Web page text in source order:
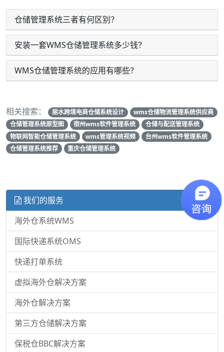
仓储管理系统三者有何区别？
安装一套WMS仓储管理系统多少钱？
WMS仓储管理系统的应用有哪些？
相关搜索： 丽水跨境电商仓储系统设计
wms仓储物流管理系统供应商
仓储管理系统原型图
宿州wms软件管理系统
仓储与配送管理系统
物联网智能仓储管理系统
wms管理系统视频
台州wms软件管理系统
仓储管理系统推荐
重庆仓储管理系统
我们的服务
海外仓系统WMS
国际快递系统OMS
快递打单系统
虚拟海外仓解决方案
海外仓解决方案
第三方仓储解决方案
保税仓BBC解决方案